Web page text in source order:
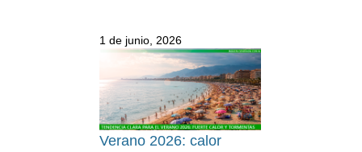
1 de junio, 2026
Verano 2026: calor